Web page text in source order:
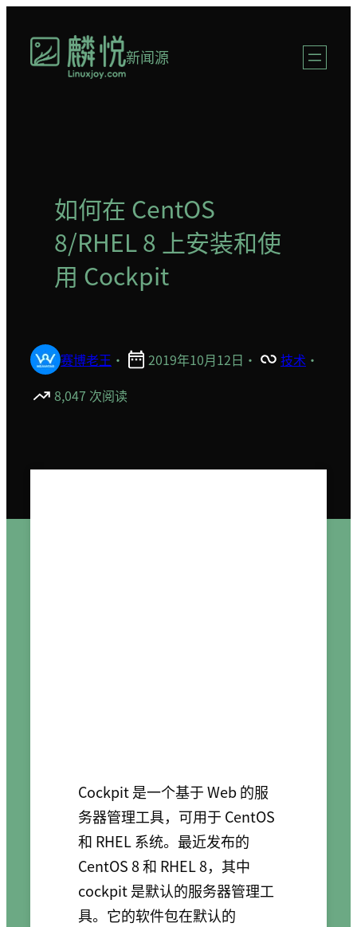
新闻源
如何在 CentOS
8/RHEL 8 上安装和使
用 Cockpit
赛博老王 · 2019年10月12日 · 技术 ·
8,047 次阅读
Cockpit 是一个基于 Web 的服
务器管理工具，可用于 CentOS
和 RHEL 系统。最近发布的
CentOS 8 和 RHEL 8，其中
cockpit 是默认的服务器管理工
具。它的软件包在默认的